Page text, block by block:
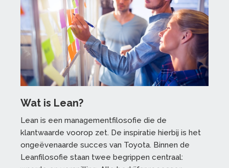
Wat is Lean?
Lean is een managementfilosofie die de
klantwaarde voorop zet. De inspiratie hierbij is het
ongeëvenaarde succes van Toyota. Binnen de
Leanfilosofie staan twee begrippen centraal: